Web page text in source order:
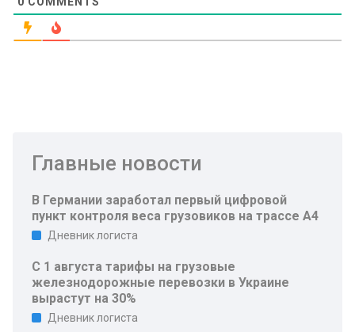
Главные новости
В Германии заработал первый цифровой
пункт контроля веса грузовиков на трассе A4
Дневник логиста
С 1 августа тарифы на грузовые
железнодорожные перевозки в Украине
вырастут на 30%
Дневник логиста